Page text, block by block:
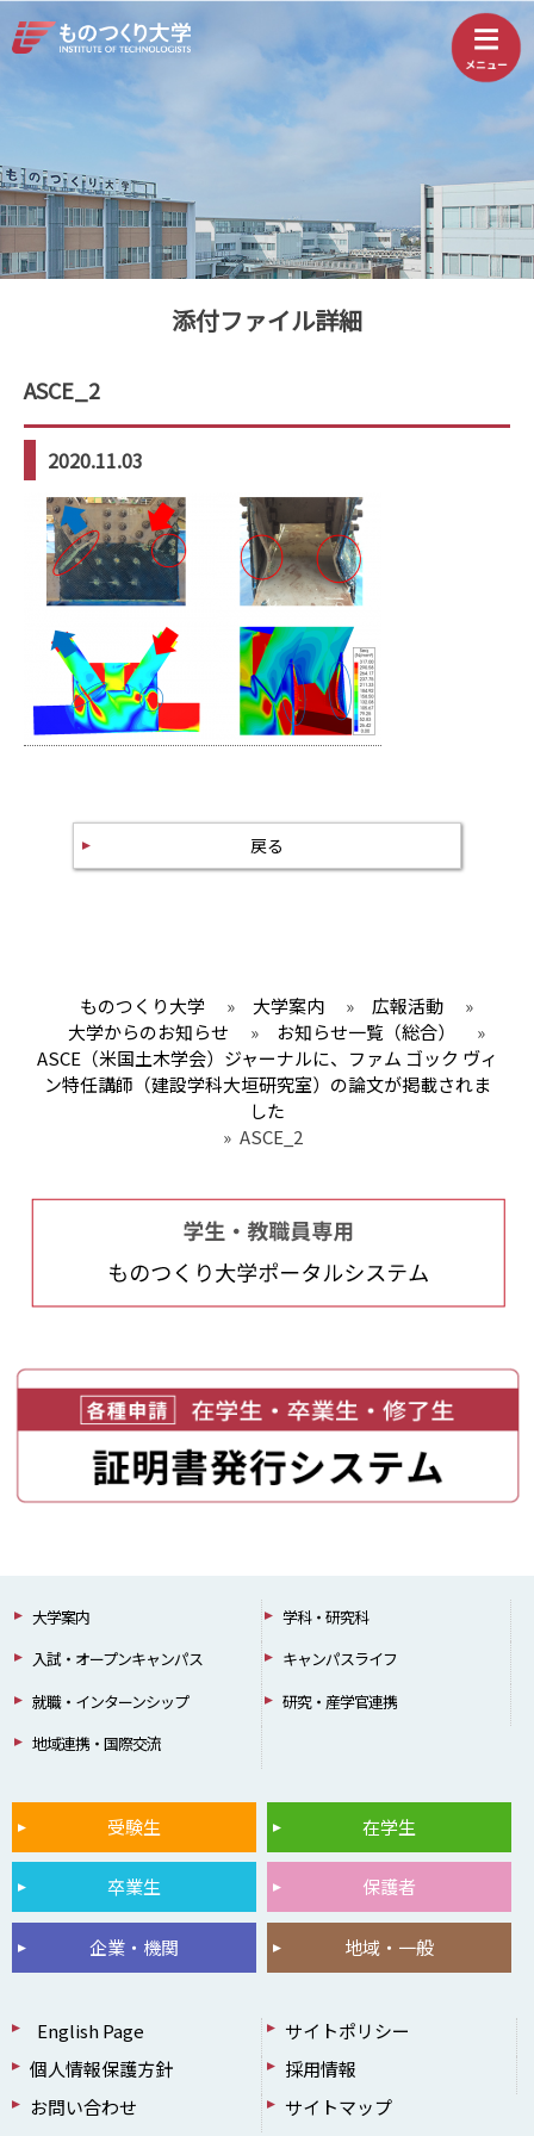
添付ファイル詳細
ASCE_2
2020.11.03
戻る
ものつくり大学 » 大学案内 » 広報活動
»
大学からのお知らせ
» お知らせ一覧（総合）
»
ASCE（米国土木学会）ジャーナルに、ファム ゴック ヴィ
ン特任講師（建設学科大垣研究室）の論文が掲載されま
した
» ASCE_2
大学案内
学科・研究科
入試・オープンキャンパス
キャンパスライフ
就職・インターンシップ
研究・産学官連携
地域連携・国際交流
受験生 在学生
卒業生 保護者
企業・機関 地域・一般
English Page
サイトポリシー
個人情報保護方針
採用情報
お問い合わせ
サイトマップ